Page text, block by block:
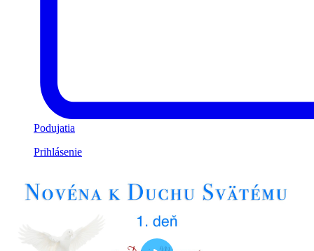
Podujatia
Prihlásenie